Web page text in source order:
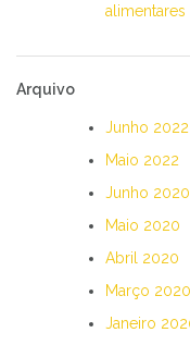
alimentares
Arquivo
Junho 2022
Maio 2022
Junho 2020
Maio 2020
Abril 2020
Março 2020
Janeiro